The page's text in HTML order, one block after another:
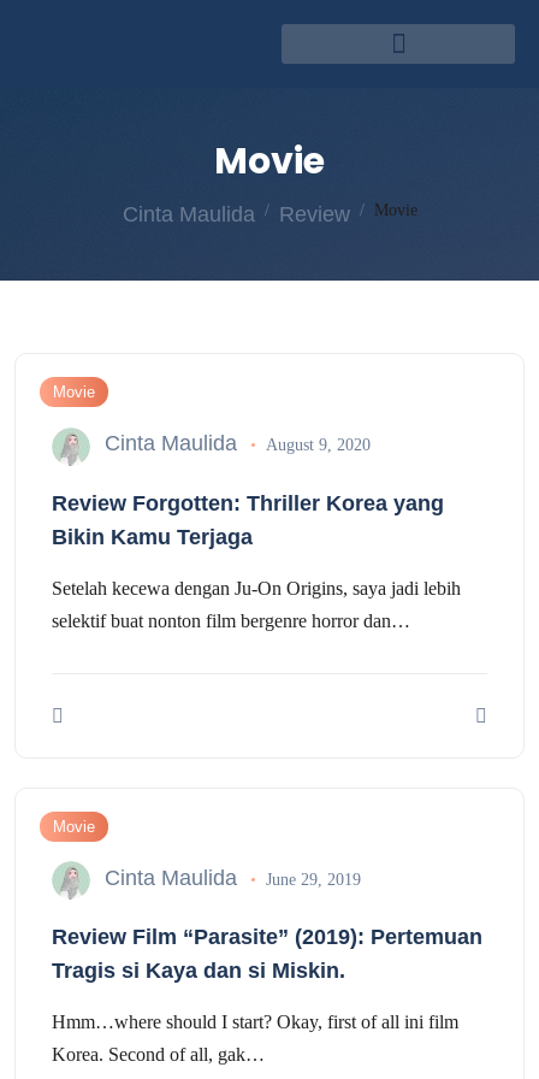
Movie
Cinta Maulida Review Movie
Movie
Cinta Maulida August 9, 2020
Review Forgotten: Thriller Korea yang
Bikin Kamu Terjaga
Setelah kecewa dengan Ju-On Origins, saya jadi lebih
selektif buat nonton film bergenre horror dan…
Movie
Cinta Maulida June 29, 2019
Review Film “Parasite” (2019): Pertemuan
Tragis si Kaya dan si Miskin.
Hmm…where should I start? Okay, first of all ini film
Korea. Second of all, gak…